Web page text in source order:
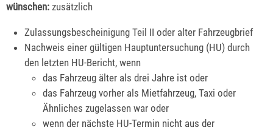
wünschen: zusätzlich
Zulassungsbescheinigung Teil II oder alter Fahrzeugbrief
Nachweis einer gültigen Hauptuntersuchung (HU) durch
den letzten HU-Bericht, wenn
das Fahrzeug älter als drei Jahre ist oder
das Fahrzeug vorher als Mietfahrzeug, Taxi oder
Ähnliches zugelassen war oder
wenn der nächste HU-Termin nicht aus der